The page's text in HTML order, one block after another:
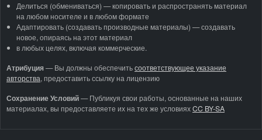
Делиться (обмениваться) — копировать и распространять материал
на любом носителе и в любом формате
Адаптировать (создавать производные материалы) — создавать
новое, опираясь на этот материал
в любых целях, включая коммерческие.
Атрибуция—Вы должны обеспечитьсоответствующее указание
авторства, предоставить ссылку на лицензию
Сохранение Условий— Публикуя свои работы, основанные на наших
материалах, вы предоставляете их на тех же условияхCC BY-SA